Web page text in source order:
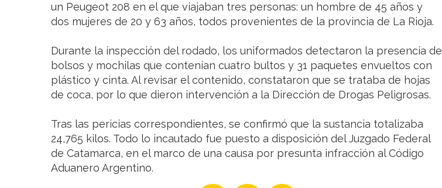
un Peugeot 208 en el que viajaban tres personas: un hombre de 45 años y
dos mujeres de 20 y 63 años, todos provenientes de la provincia de La Rioja.
Durante la inspección del rodado, los uniformados detectaron la presencia de
bolsos y mochilas que contenían cuatro bultos y 31 paquetes envueltos con
plástico y cinta. Al revisar el contenido, constataron que se trataba de hojas
de coca, por lo que dieron intervención a la Dirección de Drogas Peligrosas.
Tras las pericias correspondientes, se confirmó que la sustancia totalizaba
24,765 kilos. Todo lo incautado fue puesto a disposición del Juzgado Federal
de Catamarca, en el marco de una causa por presunta infracción al Código
Aduanero Argentino.